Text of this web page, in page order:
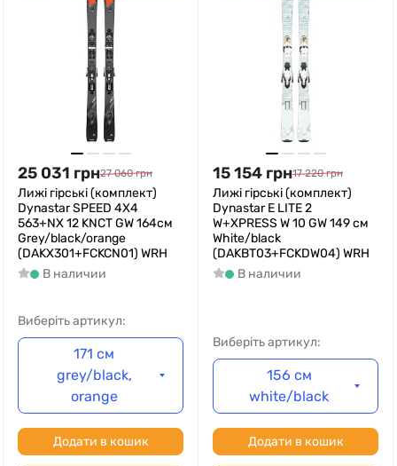
25 031 грн27 060 грн
Лижі гірські (комплект)
Dynastar SPEED 4X4
563+NX 12 KNCT GW 164см
Grey/black/orange
(DAKX301+FCKCN01) WRH
В наличии
Виберіть артикул:
171 см
grey/black,
orange
Додати в кошик
15 154 грн17 220 грн
Лижі гірські (комплект)
Dynastar E LITE 2
W+XPRESS W 10 GW 149 см
White/black
(DAKBT03+FCKDW04) WRH
В наличии
Виберіть артикул:
156 см
white/black
Додати в кошик